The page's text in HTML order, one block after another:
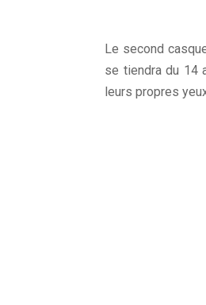
Le second
se tiendra du 14
leurs propres